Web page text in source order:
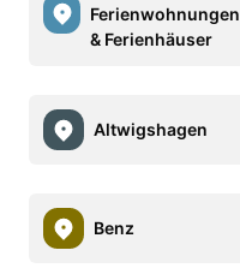
Ferienwohnungen
& Ferienhäuser
Altwigshagen
Benz